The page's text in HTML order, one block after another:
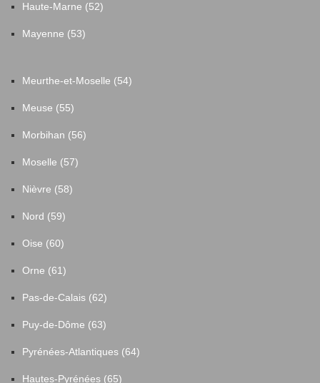
Haute-Marne (52)
Mayenne (53)
Meurthe-et-Moselle (54)
Meuse (55)
Morbihan (56)
Moselle (57)
Nièvre (58)
Nord (59)
Oise (60)
Orne (61)
Pas-de-Calais (62)
Puy-de-Dôme (63)
Pyrénées-Atlantiques (64)
Hautes-Pyrénées (65)